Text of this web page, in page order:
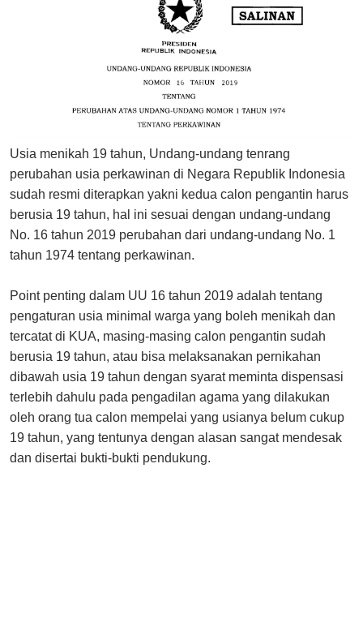
Usia menikah 19 tahun, Undang-undang tenrang
perubahan usia perkawinan di Negara Republik Indonesia
sudah resmi diterapkan yakni kedua calon pengantin harus
berusia 19 tahun, hal ini sesuai dengan undang-undang
No. 16 tahun 2019 perubahan dari undang-undang No. 1
tahun 1974 tentang perkawinan.
Point penting dalam UU 16 tahun 2019 adalah tentang
pengaturan usia minimal warga yang boleh menikah dan
tercatat di KUA, masing-masing calon pengantin sudah
berusia 19 tahun, atau bisa melaksanakan pernikahan
dibawah usia 19 tahun dengan syarat meminta dispensasi
terlebih dahulu pada pengadilan agama yang dilakukan
oleh orang tua calon mempelai yang usianya belum cukup
19 tahun, yang tentunya dengan alasan sangat mendesak
dan disertai bukti-bukti pendukung.